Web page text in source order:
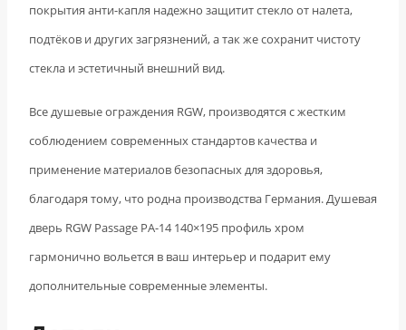
покрытия анти-капля надежно защитит стекло от налета,
подтёков и других загрязнений, а так же сохранит чистоту
стекла и эстетичный внешний вид.
Все душевые ограждения RGW, производятся с жестким
соблюдением современных стандартов качества и
применение материалов безопасных для здоровья,
благодаря тому, что родна производства Германия. Душевая
дверь RGW Passage PA-14 140×195 профиль хром
гармонично вольется в ваш интерьер и подарит ему
дополнительные современные элементы.